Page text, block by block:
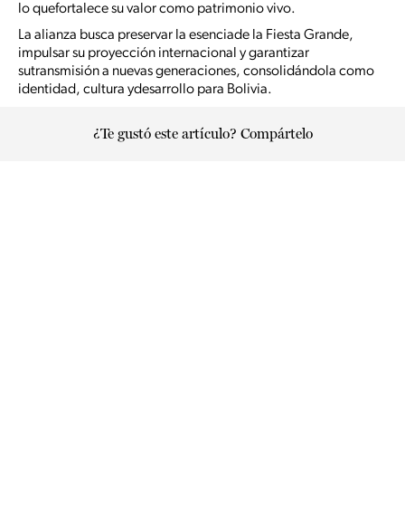
lo quefortalece su valor como patrimonio vivo.
La alianza busca preservar la esenciade la Fiesta Grande,
impulsar su proyección internacional y garantizar
sutransmisión a nuevas generaciones, consolidándola como
identidad, cultura ydesarrollo para Bolivia.
¿Te gustó este artículo? Compártelo